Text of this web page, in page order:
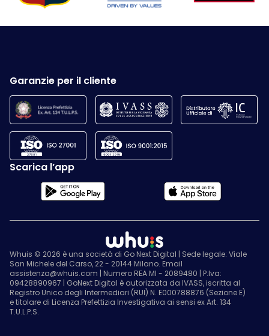
Garanzie per il cliente
Scarica l’app
Whuis © 2026 è una società di Go Next Digital | Sede legale: Viale
San Michele del Carso, 22 - 20144 Milano. Email
assistenza@whuis.com | Numero REA MI - 2089480 | P.Iva:
09428890967 | GoNext Digital è autorizzata da IVASS, iscritta al
Registro Unico degli Intermediari (RUI) N. E000788876 (Sezione E)
e titolare di Licenza Prefettizia Investigativa ai sensi ex Art. 134
T.U.L.P.S.